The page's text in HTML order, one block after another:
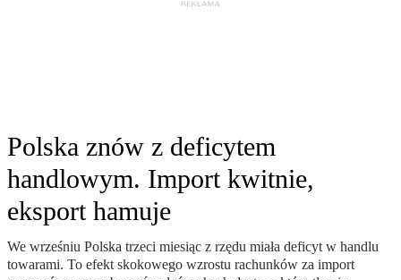
Polska znów z deficytem
handlowym. Import kwitnie,
eksport hamuje
We wrześniu Polska trzeci miesiąc z rzędu miała deficyt w handlu
towarami. To efekt skokowego wzrostu rachunków za import